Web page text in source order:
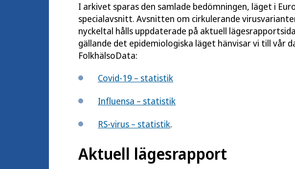
I arkivet sparas den samlade bedömningen, läget i
specialavsnitt. Avsnitten om cirkulerande
nyckeltal hålls uppdaterade på aktuell
gällande det epidemiologiska läget hänvisar vi till vår
FolkhälsoData:
Covid-19 – statistik
Influensa – statistik
RS-virus – statistik.
Aktuell lägesrapport